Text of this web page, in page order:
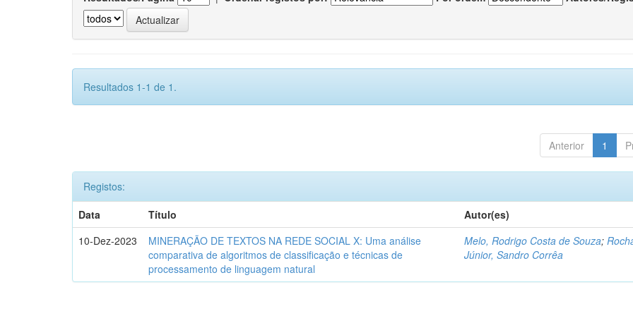
Resultados 1-1 de 1.
Anterior 1
Registos:
Data
Título
Autor(es)
10-Dez-2023
MINERAÇÃO DE TEXTOS NA REDE SOCIAL X: Uma análise
comparativa de algoritmos de classificação e técnicas de
processamento de linguagem natural
Melo, Rodrigo Costa de Souza;
Júnior, Sandro Corrêa